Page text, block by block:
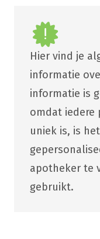
Hier vind je
informatie
informatie is
omdat iedere
uniek is, is
apotheker te
gebruikt.